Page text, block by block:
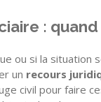
:
ou si la situation
un recours
civil pour faire